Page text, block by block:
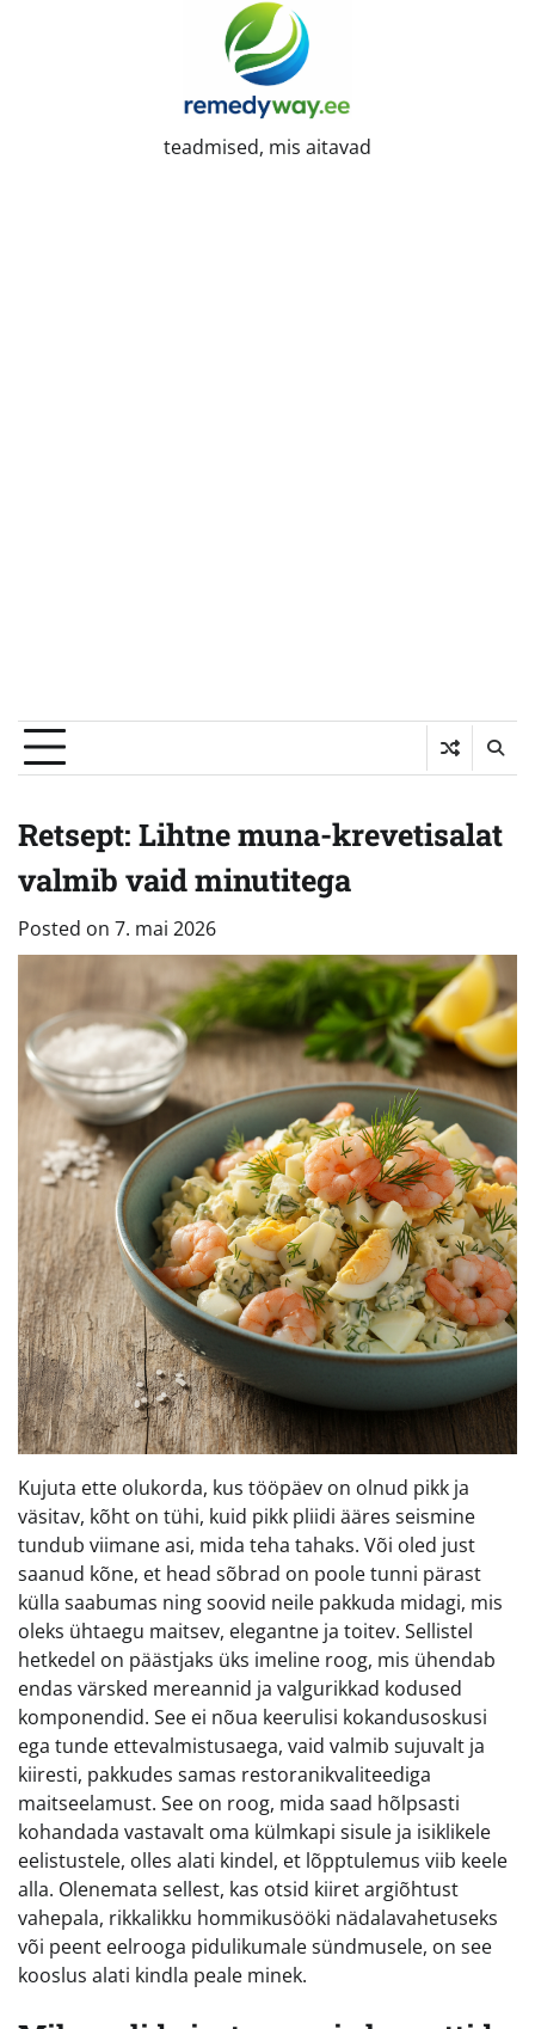
teadmised, mis aitavad
Retsept: Lihtne muna-krevetisalat
valmib vaid minutitega
Posted on 7. mai 2026
Kujuta ette olukorda, kus tööpäev on olnud pikk ja
väsitav, kõht on tühi, kuid pikk pliidi ääres seismine
tundub viimane asi, mida teha tahaks. Või oled just
saanud kõne, et head sõbrad on poole tunni pärast
külla saabumas ning soovid neile pakkuda midagi, mis
oleks ühtaegu maitsev, elegantne ja toitev. Sellistel
hetkedel on päästjaks üks imeline roog, mis ühendab
endas värsked mereannid ja valgurikkad kodused
komponendid. See ei nõua keerulisi kokandusoskusi
ega tunde ettevalmistusaega, vaid valmib sujuvalt ja
kiiresti, pakkudes samas restoranikvaliteediga
maitseelamust. See on roog, mida saad hõlpsasti
kohandada vastavalt oma külmkapi sisule ja isiklikele
eelistustele, olles alati kindel, et lõpptulemus viib keele
alla. Olenemata sellest, kas otsid kiiret argiõhtust
vahepala, rikkalikku hommikusööki nädalavahetuseks
või peent eelrooga pidulikumale sündmusele, on see
kooslus alati kindla peale minek.